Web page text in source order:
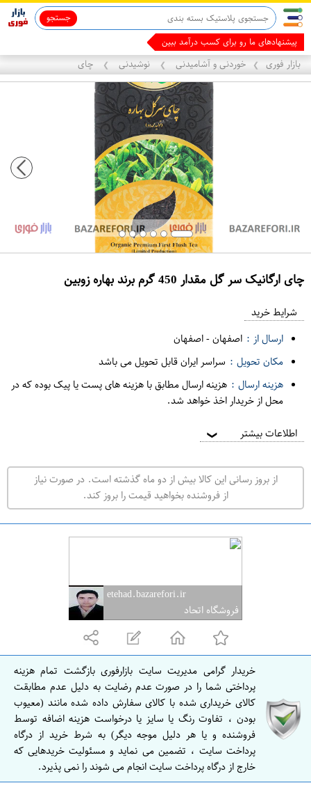
جستجو
مالک ی
بازار فوری ❯ خوردنی و آشامیدنی ❯ نوشیدنی ❯ چای
چای ارگانیک سر گل مقدار 450 گرم برند بهاره زوبین
ر
ت
ه
ر
ا
ن
ا
ص
ف
ه
ا
ن
شرایط خرید
ارسال از : اصفهان-اصفهان
مکان تحویل : سراسر ایران قابل تحویل می باشد
هزینه ارسال : هزینه ارسال مطابق با هزینه های پست یا پیک بوده که در
محل از خریدار اخذ خواهد شد.
اطلاعات بیشتر ❯
از بروز رسانی این کالا بیش از دو ماه گذشته است. در صورت نیاز
از فروشنده بخواهید قیمت را بروز کند.
etehad.bazarefori.ir
فروشگاه اتحاد
خریدار گرامی مدیریت سایت بازارفوری بازگشت تمام هزینه
پرداختی شما را در صورت عدم رضایت به دلیل عدم مطابقت
کالای خریداری شده با کالای سفارش داده شده مانند (معیوب
بودن ، تفاوت رنگ یا سایز یا درخواست هزینه اضافه توسط
فروشنده و یا هر دلیل موجه دیگر) به شرط خرید از درگاه
پرداخت سایت ، تضمین می نماید و مسئولیت خریدهایی که
خارج از درگاه پرداخت سایت انجام می شوند را نمی پذیرد.